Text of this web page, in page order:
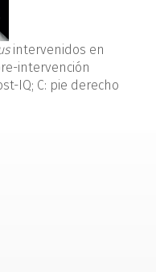
intervenidos en
intervención
IQ; C: pie derecho